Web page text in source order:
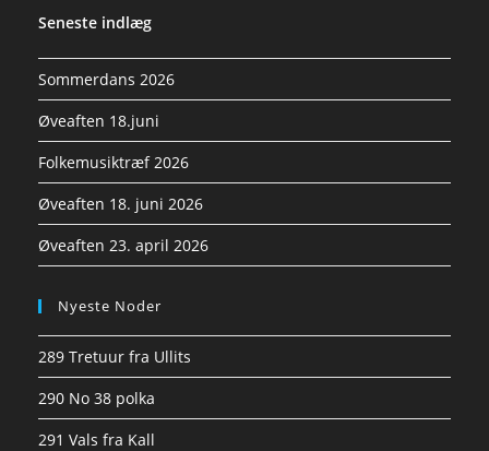
Seneste indlæg
Sommerdans 2026
Øveaften 18.juni
Folkemusiktræf 2026
Øveaften 18. juni 2026
Øveaften 23. april 2026
Nyeste Noder
289 Tretuur fra Ullits
290 No 38 polka
291 Vals fra Kall